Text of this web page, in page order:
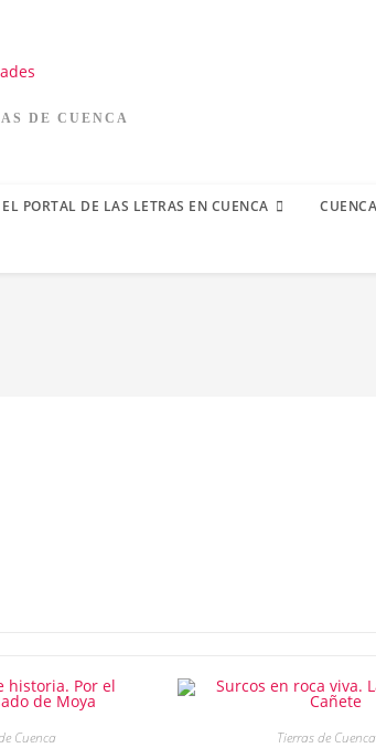
DE CUENCA
EL PORTAL DE LAS LETRAS EN CUENCA
Cuenca Tierras de Cuenca